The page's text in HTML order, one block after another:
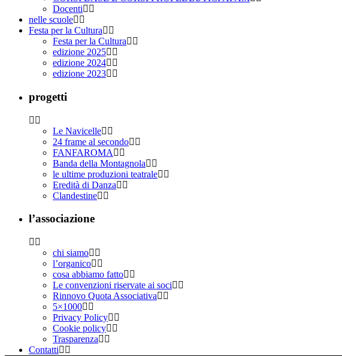
Docenti
nelle scuole
Festa per la Cultura
Festa per la Cultura
edizione 2025
edizione 2024
edizione 2023
progetti
Le Navicelle
24 frame al secondo
FANFAROMA
Banda della Montagnola
le ultime produzioni teatrale
Eredità di Danza
Clandestine
l’associazione
chi siamo
l’organico
cosa abbiamo fatto
Le convenzioni riservate ai soci
Rinnovo Quota Associativa
5×1000
Privacy Policy
Cookie policy
Trasparenza
Contatti